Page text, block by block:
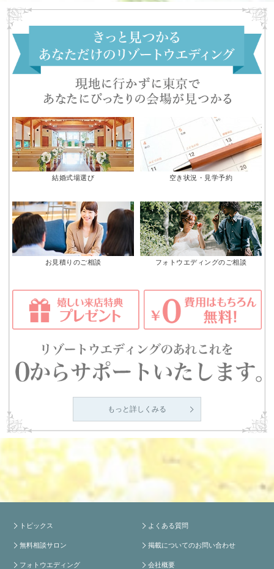
結婚式場選び 空き状況・見学予約
お見積りのご相談 フォトウエディングのご相談
もっと詳しくみる
トピックス
無料相談サロン
フォトウエディング
よくある質問
掲載についてのお問い合わせ
会社概要